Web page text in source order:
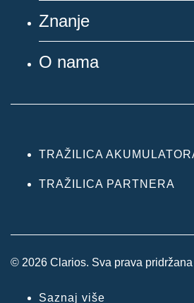
Znanje
O nama
TRAŽILICA
TRAŽILICA PARTNERA
© 2026 Clarios. Sva prava pridržana
Saznaj više